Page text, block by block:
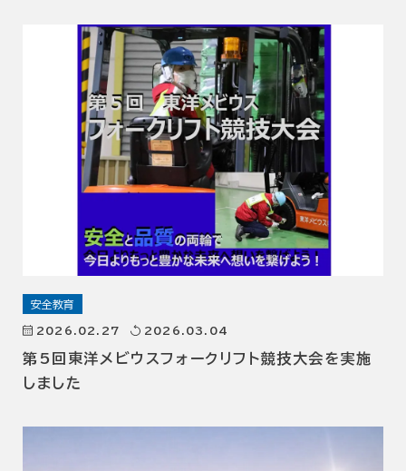
安全教育
2026.02.27 2026.03.04
第5回東洋メビウスフォークリフト競技大会を実施
しました